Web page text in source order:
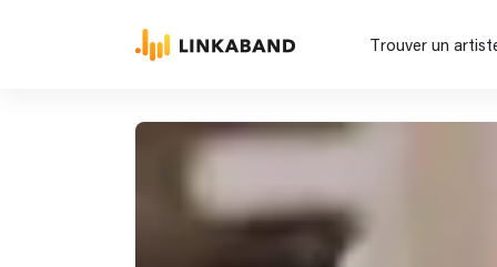
Trouver un